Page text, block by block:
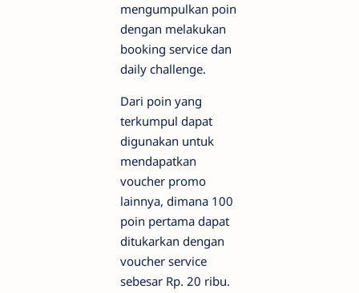
mengumpulkan poin
dengan melakukan
booking service dan
daily challenge.
Dari poin yang
terkumpul dapat
digunakan untuk
mendapatkan
voucher promo
lainnya, dimana 100
poin pertama dapat
ditukarkan dengan
voucher service
sebesar Rp. 20 ribu.